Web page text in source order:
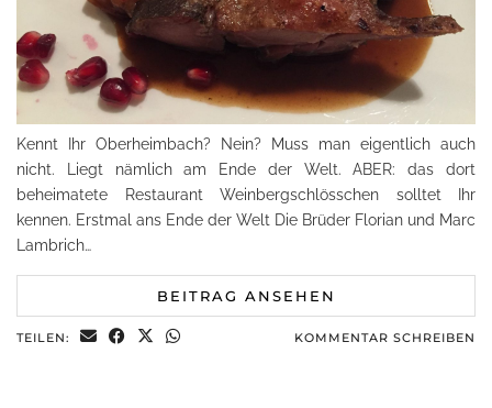
Kennt Ihr Oberheimbach? Nein? Muss man eigentlich auch
nicht. Liegt nämlich am Ende der Welt. ABER: das dort
beheimatete Restaurant Weinbergschlösschen solltet Ihr
kennen. Erstmal ans Ende der Welt Die Brüder Florian und Marc
Lambrich…
BEITRAG ANSEHEN
TEILEN: KOMMENTAR SCHREIBEN